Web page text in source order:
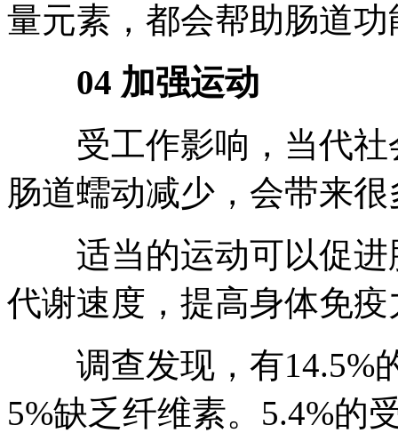
量元素，都会帮助肠道
04 加强运动
受工作影响，当代社
肠道蠕动减少，会带来
适当的运动可以促进
代谢速度，提高身体免疫
调查发现，有14.5%
5%缺乏纤维素。5.4%的